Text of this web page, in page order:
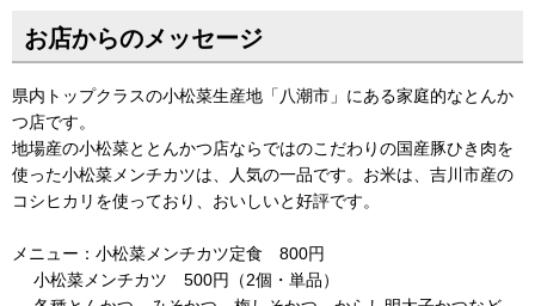
お店からのメッセージ
県内トップクラスの小松菜生産地「八潮市」にある家庭的なとんか
つ店です。
地場産の小松菜ととんかつ店ならではのこだわりの国産豚ひき肉を
使った小松菜メンチカツは、人気の一品です。お米は、吉川市産の
コシヒカリを使っており、おいしいと好評です。
メニュー：小松菜メンチカツ定食 800円
小松菜メンチカツ 500円（2個・単品）